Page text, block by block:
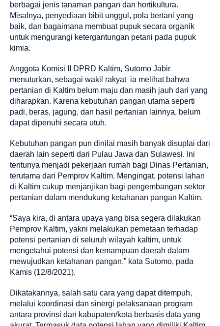
berbagai jenis tanaman pangan dan hortikultura.
Misalnya, penyediaan bibit unggul, pola bertani yang
baik, dan bagaimana membuat pupuk secara organik
untuk mengurangi ketergantungan petani pada pupuk
kimia.
Anggota Komisi II DPRD Kaltim, Sutomo Jabir
menuturkan, sebagai wakil rakyat ia melihat bahwa
pertanian di Kaltim belum maju dan masih jauh dari yang
diharapkan. Karena kebutuhan pangan utama seperti
padi, beras, jagung, dan hasil pertanian lainnya, belum
dapat dipenuhi secara utuh.
Kebutuhan pangan pun dinilai masih banyak disuplai dari
daerah lain seperti dari Pulau Jawa dan Sulawesi. Ini
tentunya menjadi pekerjaan rumah bagi Dinas Pertanian,
terutama dari Pemprov Kaltim. Mengingat, potensi lahan
di Kaltim cukup menjanjikan bagi pengembangan sektor
pertanian dalam mendukung ketahanan pangan Kaltim.
“Saya kira, di antara upaya yang bisa segera dilakukan
Pemprov Kaltim, yakni melakukan pemetaan terhadap
potensi pertanian di seluruh wilayah kaltim, untuk
mengetahui potensi dan kemampuan daerah dalam
mewujudkan ketahanan pangan,” kata Sutomo, pada
Kamis (12/8/2021).
Dikatakannya, salah satu cara yang dapat ditempuh,
melalui koordinasi dan sinergi pelaksanaan program
antara provinsi dan kabupaten/kota berbasis data yang